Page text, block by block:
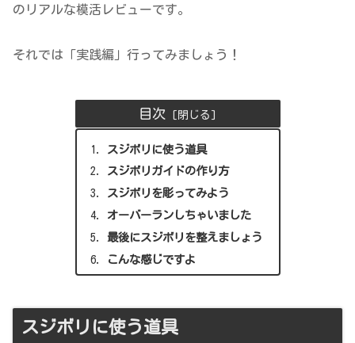
のリアルな模活レビューです。
それでは「実践編」行ってみましょう！
目次
スジボリに使う道具
スジボリガイドの作り方
スジボリを彫ってみよう
オーバーランしちゃいました
最後にスジボリを整えましょう
こんな感じですよ
スジボリに使う道具